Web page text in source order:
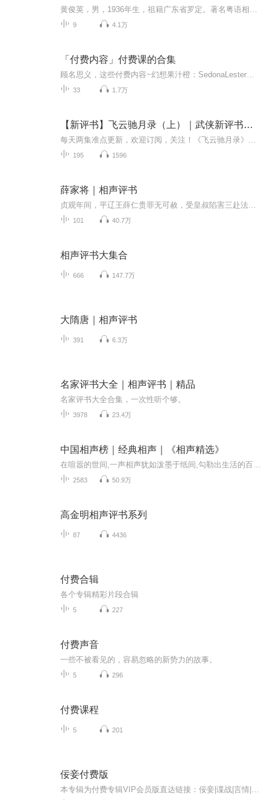
9 4.1万
「付费内容」付费课的合集
33 1.7万
【新评书】飞云驰月录（上）｜武侠新评书｜相声评书｜评书
195 1596
薛家将｜相声评书
101 40.7万
相声评书大集合
666 147.7万
大隋唐｜相声评书
391 6.3万
名家评书大全｜相声评书｜精品
名家评书大全合集，一次性听个够。
3978 23.4万
中国相声榜｜经典相声｜《相声精选》
2583 50.9万
高金明相声评书系列
87 4436
付费合辑
各个专辑精彩片段合辑
5 227
付费声音
一些不被看见的，容易忽略的新势力的故事。
5 296
付费课程
5 201
佞妾付费版